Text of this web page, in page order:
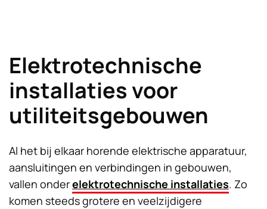
Elektrotechnische
installaties voor
utiliteitsgebouwen
Al het bij elkaar horende elektrische apparatuur,
aansluitingen en verbindingen in gebouwen,
vallen onderelektrotechnische installaties. Zo
komen steeds grotere en veelzijdigere